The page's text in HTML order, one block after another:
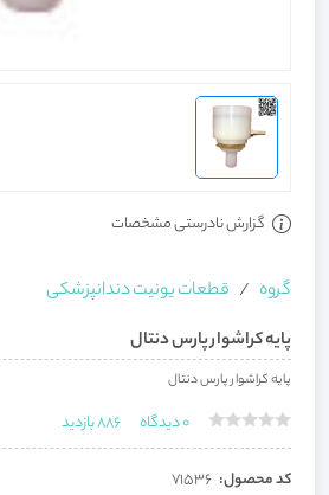
گزارش نادرستی مشخصات
گروه
قطعات یونیت دندانپزشکی
پایه کراشوار پارس دنتال
پایه کراشوار پارس دنتال
0دیدگاه 886بازدید
کد محصول: 71536